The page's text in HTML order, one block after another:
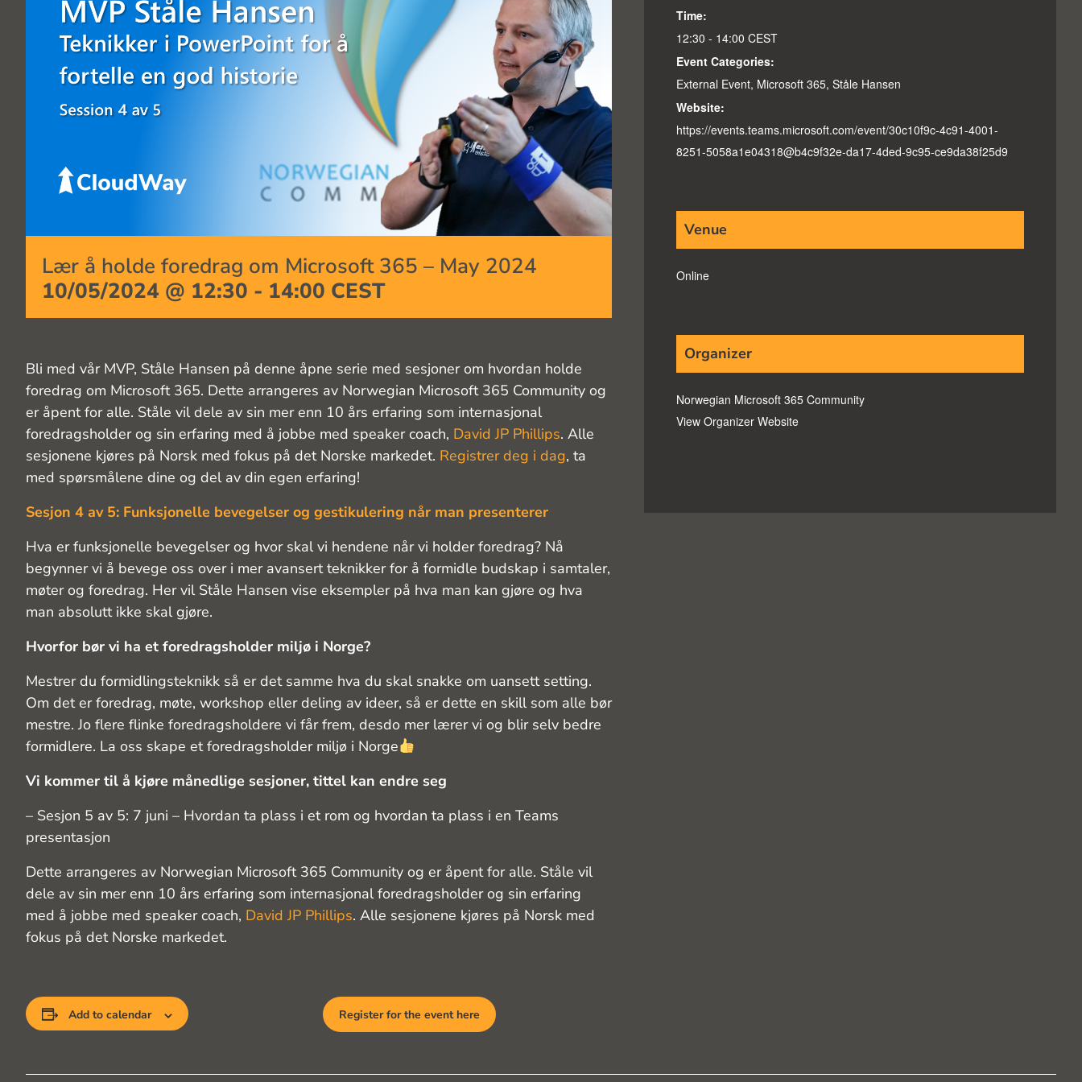
Lær å holde foredrag om Microsoft 365 – May 2024
10/05/2024 @ 12:30 - 14:00 CEST
Bli med vår MVP, Ståle Hansen på denne åpne serie med sesjoner om hvordan holde
foredrag om Microsoft 365. Dette arrangeres av Norwegian Microsoft 365 Community og
er åpent for alle. Ståle vil dele av sin mer enn 10 års erfaring som internasjonal
foredragsholder og sin erfaring med å jobbe med speaker coach, David JP Phillips. Alle
sesjonene kjøres på Norsk med fokus på det Norske markedet. Registrer deg i dag, ta
med spørsmålene dine og del av din egen erfaring!
Sesjon 4 av 5: Funksjonelle bevegelser og gestikulering når man presenterer
Hva er funksjonelle bevegelser og hvor skal vi hendene når vi holder foredrag? Nå
begynner vi å bevege oss over i mer avansert teknikker for å formidle budskap i samtaler,
møter og foredrag. Her vil Ståle Hansen vise eksempler på hva man kan gjøre og hva
man absolutt ikke skal gjøre.
Hvorfor bør vi ha et foredragsholder miljø i Norge?
Mestrer du formidlingsteknikk så er det samme hva du skal snakke om uansett setting.
Om det er foredrag, møte, workshop eller deling av ideer, så er dette en skill som alle bør
mestre. Jo flere flinke foredragsholdere vi får frem, desdo mer lærer vi og blir selv bedre
formidlere. La oss skape et foredragsholder miljø i Norge
Vi kommer til å kjøre månedlige sesjoner, tittel kan endre seg
– Sesjon 5 av 5: 7 juni – Hvordan ta plass i et rom og hvordan ta plass i en Teams
presentasjon
Dette arrangeres av Norwegian Microsoft 365 Community og er åpent for alle. Ståle vil
dele av sin mer enn 10 års erfaring som internasjonal foredragsholder og sin erfaring
med å jobbe med speaker coach, David JP Phillips. Alle sesjonene kjøres på Norsk med
fokus på det Norske markedet.
Add to calendar Register for the event here
Time:
12:30 - 14:00 CEST
Event Categories:
External Event, Microsoft 365, Ståle Hansen
Website:
https://events.teams.microsoft.com/event/30c10f9c-4c91-4001-
8251-5058a1e04318@b4c9f32e-da17-4ded-9c95-ce9da38f25d9
Venue
Online
Organizer
Norwegian Microsoft 365 Community
View Organizer Website